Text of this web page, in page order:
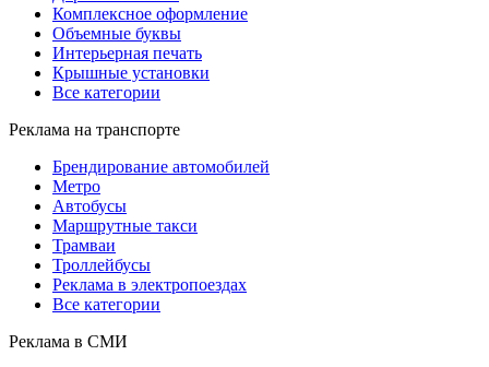
Комплексное оформление
Объемные буквы
Интерьерная печать
Крышные установки
Все категории
Реклама на транспорте
Брендирование автомобилей
Метро
Автобусы
Маршрутные такси
Трамваи
Троллейбусы
Реклама в электропоездах
Все категории
Реклама в СМИ